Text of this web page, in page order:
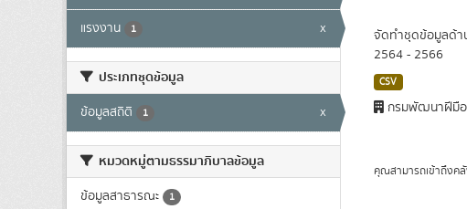
แรงงาน 1 x
ประเภทชุดข้อมูล
ข้อมูลสถิติ 1 x
หมวดหมู่ตามธรรมาภิบาลข้อมูล
ข้อมูลสาธารณะ 1
จัดทำชุดข้อมูลด้า
2564 - 2566
CSV
กรมพัฒนาฝีมือ
คุณสามารถเข้าถึงค